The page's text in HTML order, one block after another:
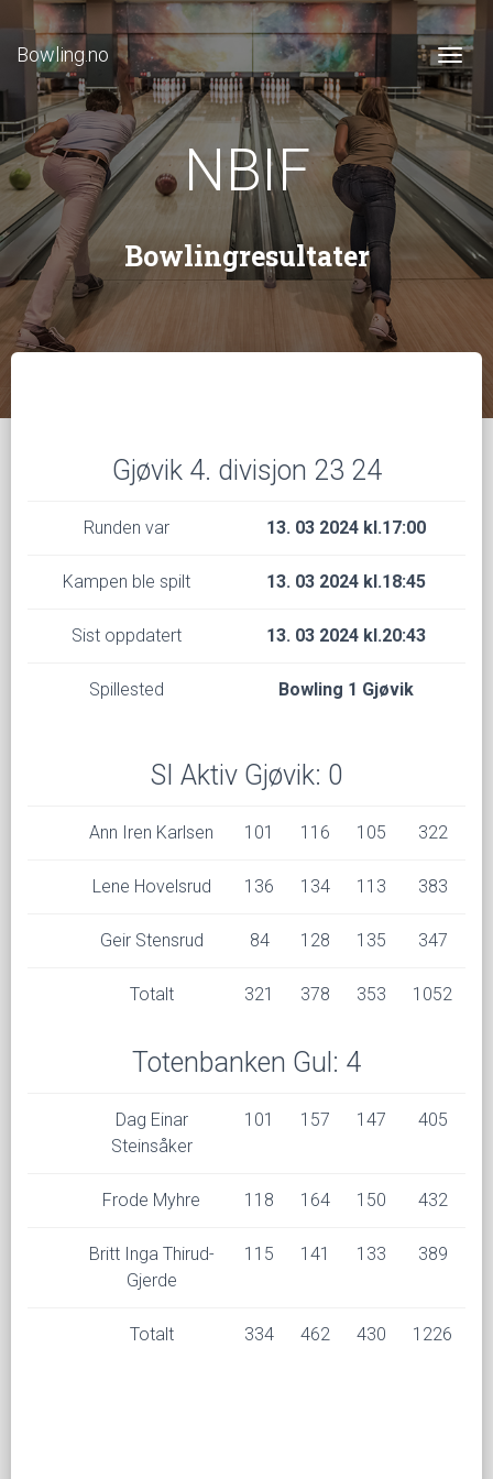
Bowling.no
NBIF
Bowlingresultater
Gjøvik 4. divisjon 23 24
Runden var 13. 03 2024 kl.17:00
Kampen ble spilt 13. 03 2024 kl.18:45
Sist oppdatert 13. 03 2024 kl.20:43
Spillested Bowling 1 Gjøvik
SI Aktiv Gjøvik: 0
Ann Iren Karlsen 101 116 105 322
Lene Hovelsrud 136 134 113 383
Geir Stensrud 84 128 135 347
Totalt 321 378 353 1052
Totenbanken Gul: 4
Dag Einar
Steinsåker
101 157 147 405
Frode Myhre 118 164 150 432
Britt Inga Thirud-
Gjerde
115 141 133 389
Totalt 334 462 430 1226